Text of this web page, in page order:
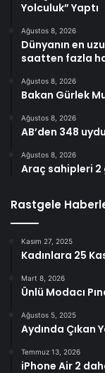
Yolculuk” Yaptı
Ağustos 8, 2026
Dünyanın en
saatten fazla
Ağustos 8, 2026
Bakan Gürlek
Ağustos 8, 2026
AB’den 348
Ağustos 8, 2026
Araç sahipleri 2
Rastgele
Kasım 27, 2025
Kadınlara 25
Mart 8, 2026
Ünlü Modacı
Ağustos 5, 2025
Aydında Çıkan
Temmuz 13, 2026
iPhone Air 2